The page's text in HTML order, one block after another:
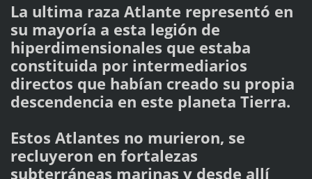
La ultima raza Atlante representó en
su mayoría a esta legión de
hiperdimensionales que estaba
constituida por intermediarios
directos que habían creado su propia
descendencia en este planeta Tierra.
Estos Atlantes no murieron, se
recluyeron en fortalezas
subterráneas marinas y desde allí